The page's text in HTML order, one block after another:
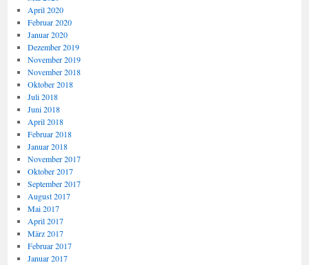
April 2020
Februar 2020
Januar 2020
Dezember 2019
November 2019
November 2018
Oktober 2018
Juli 2018
Juni 2018
April 2018
Februar 2018
Januar 2018
November 2017
Oktober 2017
September 2017
August 2017
Mai 2017
April 2017
März 2017
Februar 2017
Januar 2017